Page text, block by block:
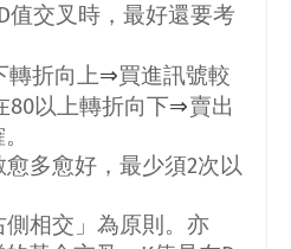
D值交叉時，最好還要考
轉折向上⇒買進訊號較
80以上轉折向下⇒賣出
多愈好，最少須2次以
相交」為原則。亦